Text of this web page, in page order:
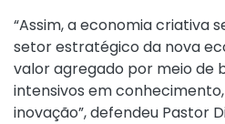
“Assim, a economia criativa
setor estratégico da nova
valor agregado por meio de
intensivos em
inovação”, defendeu Pastor